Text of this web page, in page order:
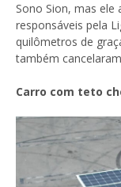
Sono Sion, mas ele
responsáveis ​​pela
quilômetros de
também
Carro com teto